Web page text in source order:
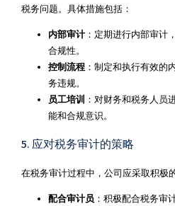
税务问题。具体措施包括：
内部审计：定期进行内部审计
合规性。
控制流程：制定和执行有效的
务违规。
员工培训 ：对财务和税务人员
能和合规意识。
5. 应对税务审计的策略
在税务审计过程中，公司应采取积极
配合审计员：积极配合税务审